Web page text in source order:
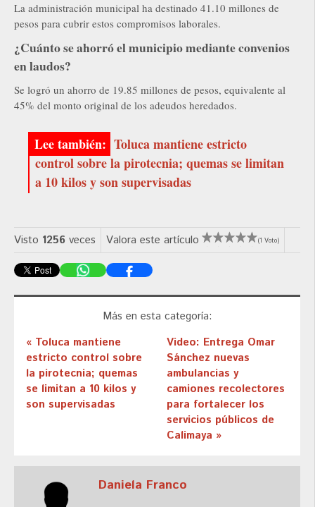
La administración municipal ha destinado 41.10 millones de
pesos para cubrir estos compromisos laborales.
¿Cuánto se ahorró el municipio mediante convenios
en laudos?
Se logró un ahorro de 19.85 millones de pesos, equivalente al
45% del monto original de los adeudos heredados.
Toluca mantiene estricto
control sobre la pirotecnia; quemas se limitan
a 10 kilos y son supervisadas
Visto 1256 veces Valora este artículo (1 Voto)
Más en esta categoría:
« Toluca mantiene
estricto control sobre
la pirotecnia; quemas
se limitan a 10 kilos y
son supervisadas
Video: Entrega Omar
Sánchez nuevas
ambulancias y
camiones recolectores
para fortalecer los
servicios públicos de
Calimaya »
Daniela Franco